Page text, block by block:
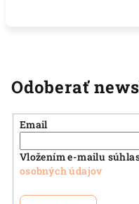
Odoberať
Email
Vložením e-mailu
osobných údajov